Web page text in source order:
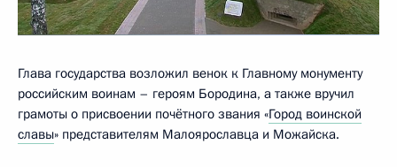
Глава государства возложил венок к Главному монументу
российским воинам – героям Бородина, а также вручил
грамоты о присвоении почётного звания «Город воинской
славы» представителям Малоярославца и Можайска.